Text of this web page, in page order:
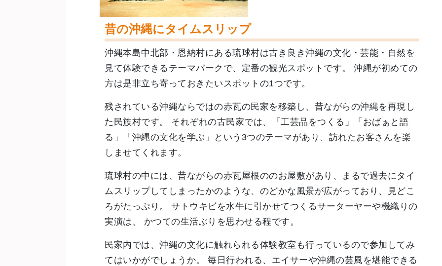
昔の沖縄にタイムスリップ
沖縄本島中北部・恩納村にある琉球村は古き良き沖縄の文化・芸能・自然を
見て体験できるテーマパークで、定番の観光スポットです。 沖縄が初めての
方は是非立ち寄っておきたいスポットの1つです。
残されている沖縄ならではの赤瓦の民家を移築し、昔ながらの沖縄を再現し
た民族村です。 それぞれの古民家では、「工芸品をつくる」「おばぁと語
る」「沖縄の文化を学ぶ」という3つのテーマがあり、訪れたお客さんを楽
しませてくれます。
琉球村の中には、昔ながらの赤瓦屋根ののお屋敷があり、まるで過去にタイ
ムスリップしてしまったかのような、のどかな風景が広がっており、見どこ
ろがたっぷり。 サトウキビを水牛に引かせてつくるサーターヤーや機織りの
実演は、 かつての生活ぶりを思わせる程です。
民家内では、沖縄の文化に触れられる体験教室も行っているので参加してみ
てはいかがでしょうか。 毎日行われる、エイサーや沖縄の芸風を堪能できる